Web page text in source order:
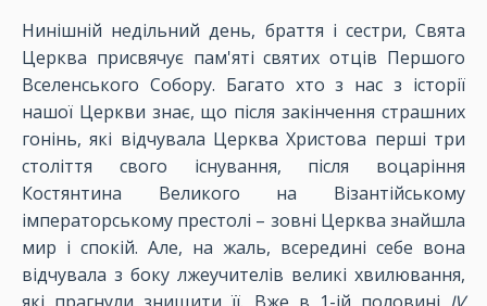
Нинішній недільний день, браття і сестри, Свята
Церква присвячує пам'яті святих отців Першого
Вселенського Собору. Багато хто з нас з історії
нашої Церкви знає, що після закінчення страшних
гонінь, які відчувала Церква Христова перші три
століття свого існування, після воцаріння
Костянтина Великого на Візантійському
імператорському престолі – зовні Церква знайшла
мир і спокій. Але, на жаль, всередині себе вона
відчувала з боку лжеучителів великі хвилювання,